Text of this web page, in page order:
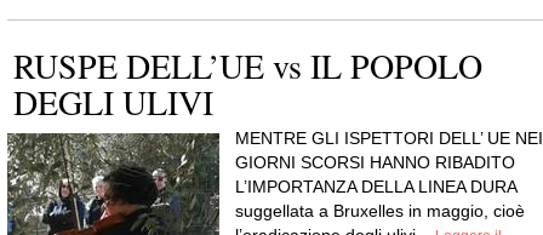
RUSPE DELL’UE vs IL POPOLO
DEGLI ULIVI
MENTRE GLI ISPETTORI DELL’ UE NEI
GIORNI SCORSI HANNO RIBADITO
L’IMPORTANZA DELLA LINEA DURA
suggellata a Bruxelles in maggio, cioè